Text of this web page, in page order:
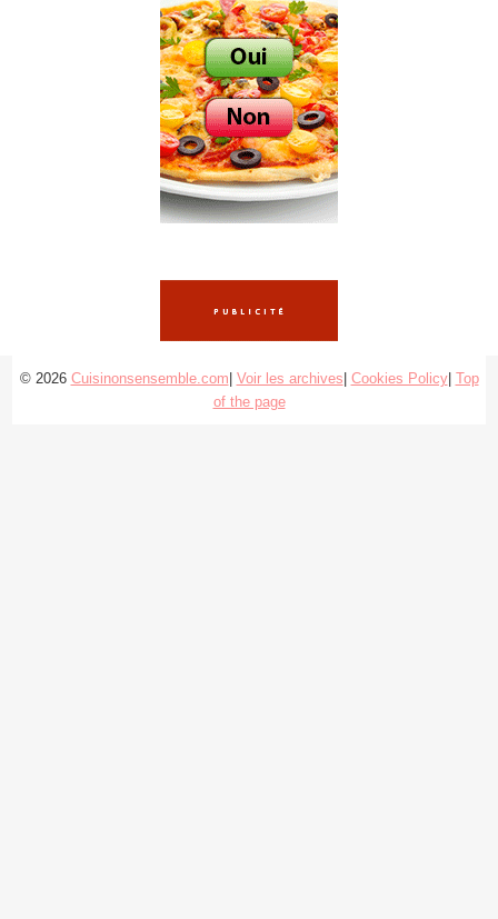
© 2026 Cuisinonsensemble.com Voir les archives Cookies Policy| Top
of the page